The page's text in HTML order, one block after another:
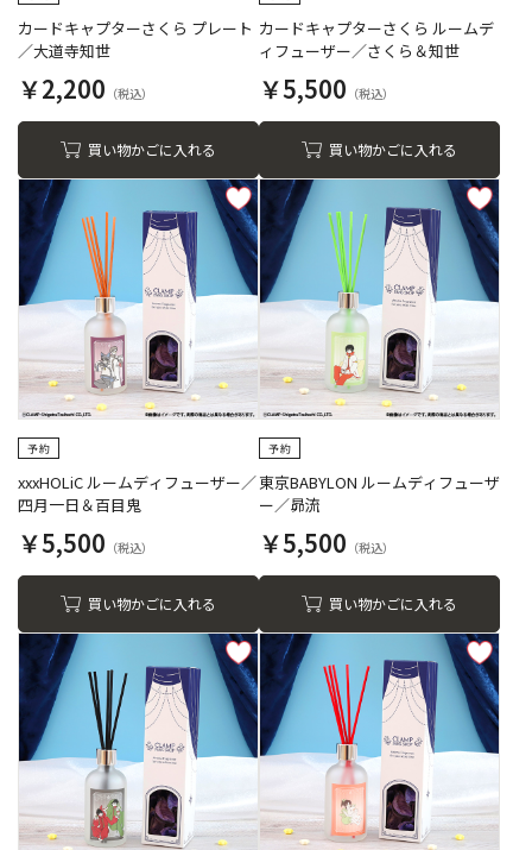
カードキャプターさくら プレート
／大道寺知世
￥2,200
買い物かごに入れる
カードキャプターさくら ルームデ
ィフューザー／さくら＆知世
￥5,500
買い物かごに入れる
xxxHOLiC ルームディフューザー／
四月一日＆百目鬼
￥5,500
買い物かごに入れる
東京BABYLON ルームディフューザ
ー／昴流
￥5,500
買い物かごに入れる